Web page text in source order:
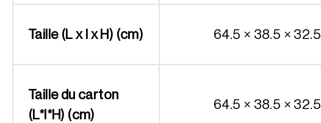
Taille (L x l x H) (cm) 64.5 × 38.5 × 32.5
Taille du carton
(L*l*H) (cm)
64.5 × 38.5 × 32.5